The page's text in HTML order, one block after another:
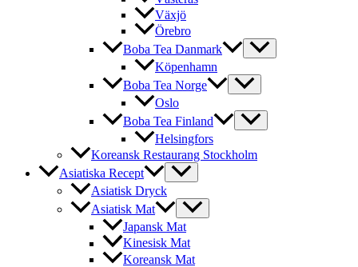
Växjö
Örebro
Boba Tea Danmark
Köpenhamn
Boba Tea Norge
Oslo
Boba Tea Finland
Helsingfors
Koreansk Restaurang Stockholm
Asiatiska Recept
Asiatisk Dryck
Asiatisk Mat
Japansk Mat
Kinesisk Mat
Koreansk Mat